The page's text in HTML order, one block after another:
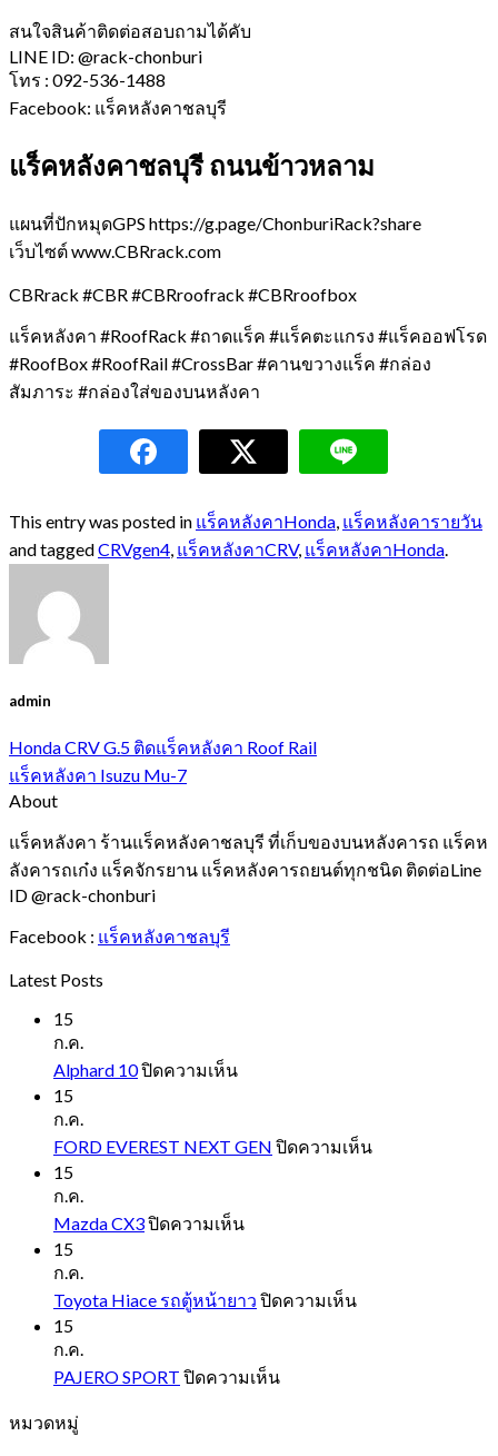
สนใจสินค้าติดต่อสอบถามได้คับ
LINE ID: @rack-chonburi
โทร : 092-536-1488
Facebook: แร็คหลังคาชลบุรี
แร็คหลังคาชลบุรี ถนนข้าวหลาม
แผนที่ปักหมุดGPS https://g.page/ChonburiRack?share
เว็บไซต์ www.CBRrack.com
CBRrack #CBR #CBRroofrack #CBRroofbox
แร็คหลังคา #RoofRack #ถาดแร็ค #แร็คตะแกรง #แร็คออฟโรด
#RoofBox #RoofRail #CrossBar #คานขวางแร็ค #กล่อง
สัมภาระ #กล่องใส่ของบนหลังคา
This entry was posted in แร็คหลังคาHonda แร็คหลังคารายวัน
and taggedCRVgen4 แร็คหลังคาCRV, แร็คหลังคาHonda
admin
Honda CRV G.5 ติดแร็คหลังคา Roof Rail
แร็คหลังคา Isuzu Mu-7
About
แร็คหลังคา ร้านแร็คหลังคาชลบุรี ที่เก็บของบนหลังคารถ แร็คห
ลังคารถเก๋ง แร็คจักรยาน แร็คหลังคารถยนต์ทุกชนิด ติดต่อLine
ID @rack-chonburi
Facebook : แร็คหลังคาชลบุรี
Latest Posts
15
ก.ค.
Alphard 10ปิดความเห็นบน
15
ก.ค.
FORD EVEREST NEXT GEN ปิดความเห็นบน
15
ก.ค.
Mazda CX3ปิดความเห็นบน
15
ก.ค.
Toyota Hiace รถตู้หน้ายาว ปิดความเห็นบน
15
ก.ค.
PAJERO SPORT ปิดความเห็นบน
หมวดหมู่